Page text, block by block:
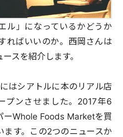
ル」になっているかどうか
ればいいのか。西岡さんは
スを紹介します。
はシアトルに本のリアル店
プンさせました。2017年6
ーWhole Foods Marketを買
ます。この2つのニュースか